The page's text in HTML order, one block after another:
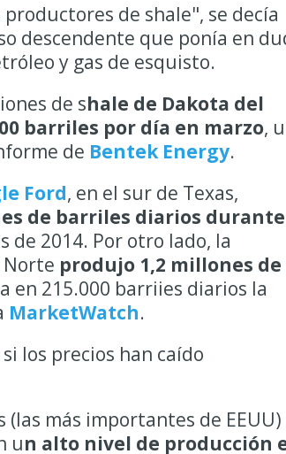
de shale", se decía
descendente que ponía en
y gas de esquisto.
de shale de Dakota del
barriles por día en marzo,
de Bentek Energy.
Ford, en el sur de Texas,
de barriles diarios durante
de 2014. Por otro lado, la
Norte produjo 1,2 millones de
en 215.000 barriies diarios la
MarketWatch.
los precios han caído
más importantes de EEUU)
un alto nivel de producción